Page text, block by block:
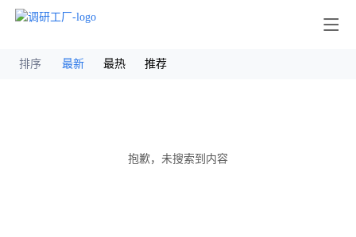
排序 最新 最热 推荐
抱歉，未搜索到内容